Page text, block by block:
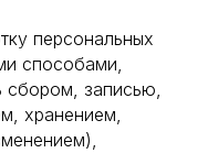
персональных
способами,
сбором, записью,
хранением,